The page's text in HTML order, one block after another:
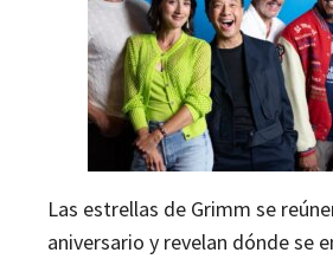
Las estrellas de Grimm se
aniversario y revelan dónde se